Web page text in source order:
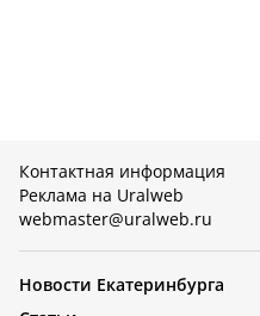
Контактная информация
Реклама на Uralweb
webmaster@uralweb.ru
Новости Екатеринбурга